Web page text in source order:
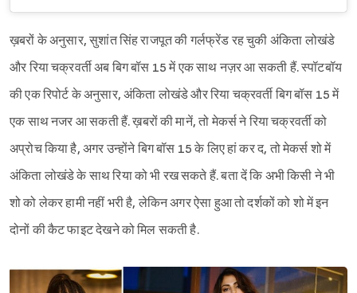
ख़बरों के अनुसार, सुशांत सिंह राजपूत की गर्लफ्रेंड रह चुकी अंकिता लोखंडे
और रिया चक्रवर्ती अब बिग बॉस 15 में एक साथ नज़र आ सकती हैं. स्पॉटबॉय
की एक रिपोर्ट के अनुसार, अंकिता लोखंडे और रिया चक्रवर्ती बिग बॉस 15 में
एक साथ नजर आ सकती हैं. ख़बरों की मानें, तो मेकर्स ने रिया चक्रवर्ती को
अप्रोच किया है, अगर उन्होंने बिग बॉस 15 के लिए हां कर द, तो मेकर्स शो में
अंकिता लोखंडे के साथ रिया को भी रख सकते हैं. बता दें कि अभी किसी ने भी
शो को लेकर हामी नहीं भरी है, लेकिन अगर ऐसा हुआ तो दर्शकों को शो में इन
दोनों की कैट फाइट देखने को मिल सकती है.